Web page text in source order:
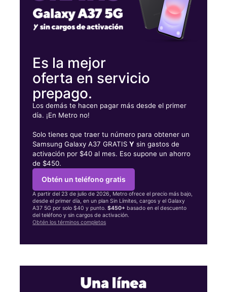
Es la mejor
oferta en servicio
prepago.
Los demás te hacen pagar más desde el primer
día. ¡En Metro no!
Solo tienes que traer tu número para obtener un
Samsung Galaxy A37 GRATISY sin gastos de
activación por $40 al mes. Eso supone un ahorro
de $450.
Obtén un teléfono gratis
A partir del 23 de julio de 2026, Metro ofrece el precio más bajo,
desde el primer día, en un plan Sin Límites, cargos y el Galaxy
A37 5G por solo $40 y punto.$450+ basado en el descuento
del teléfono y sin cargos de activación.
Obtén los términos completos